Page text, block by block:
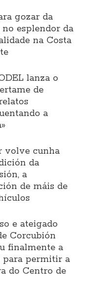
gozar da
esplendor da
na Costa
lanza o
de
a
volve cunha
da
a
de máis de
e ateigado
Corcubión
finalmente a
para permitir a
do Centro de